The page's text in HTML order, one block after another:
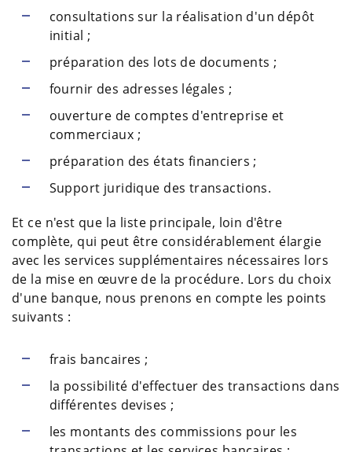
consultations sur la réalisation d'un dépôt
initial ;
préparation des lots de documents ;
fournir des adresses légales ;
ouverture de comptes d'entreprise et
commerciaux ;
préparation des états financiers ;
Support juridique des transactions.
Et ce n'est que la liste principale, loin d'être
complète, qui peut être considérablement élargie
avec les services supplémentaires nécessaires lors
de la mise en œuvre de la procédure. Lors du choix
d'une banque, nous prenons en compte les points
suivants :
frais bancaires ;
la possibilité d'effectuer des transactions dans
différentes devises ;
les montants des commissions pour les